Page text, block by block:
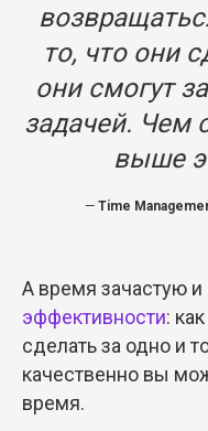
то, что они
они смогут
задачей. Чем
выше
— Time
А время зачастую
эффективности:
сделать за одно и
качественно вы
время.